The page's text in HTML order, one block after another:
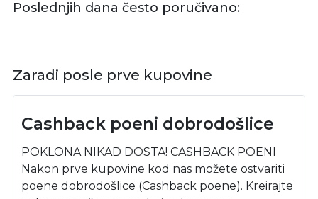
Poslednjih dana često poručivano:
Zaradi posle prve kupovine
Cashback poeni dobrodošlice
POKLONA NIKAD DOSTA! CASHBACK POENI
Nakon prve kupovine kod nas možete ostvariti
poene dobrodošlice (Cashback poene). Kreirajte